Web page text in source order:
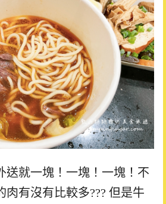
送就一塊！一塊！一塊！不
肉有沒有比較多??? 但是牛